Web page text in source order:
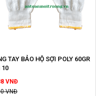
TAY BẢO HỘ SỢI POLY 60GR
10
VNĐ
VNĐ